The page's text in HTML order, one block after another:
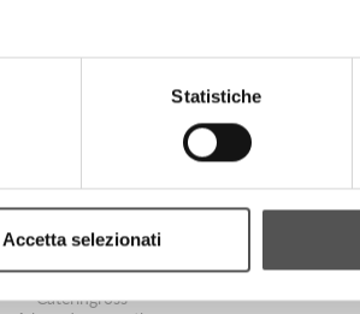
Statistiche
Accetta selezionati
Cateringross